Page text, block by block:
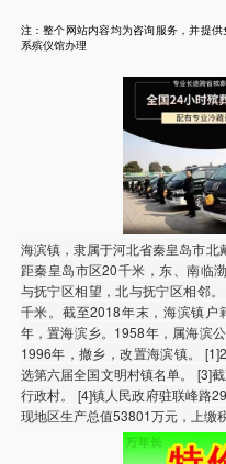
注：整个网站内容均为咨询服务，并提
系殡仪馆办理
海滨镇，隶属于河北省秦皇岛市北
距秦皇岛市区20千米，东、南临
与抚宁区相望，北与抚宁区相邻
千米。截至2018年末，海滨镇户
年，置海滨乡。1958年，属海滨
1996年，撤乡，改置海滨镇。
选第六届全国文明村镇名单。 [3]
行政村。 [4]镇人民政府驻联峰路
现地区生产总值53801万元，上缴